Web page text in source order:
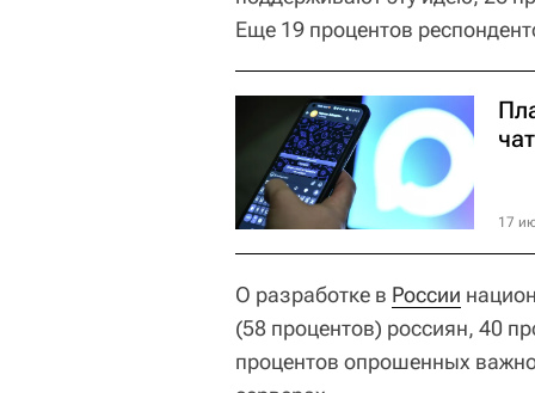
Еще 19 процентов
17
О разработке в России
(58 процентов) россиян, 40
процентов опрошенных